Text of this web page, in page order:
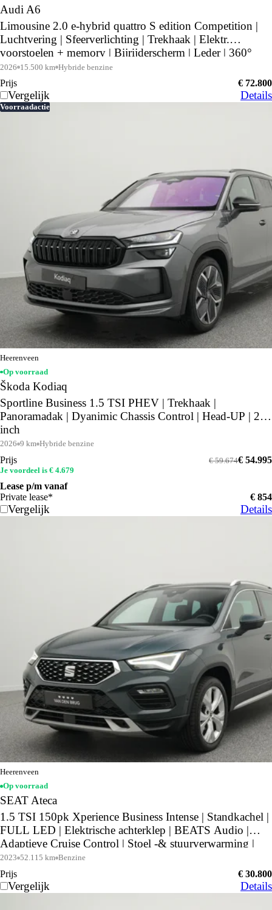
Audi A6
Limousine 2.0 e-hybrid quattro S edition Competition |
Luchtvering | Sfeerverlichting | Trekhaak | Elektr.
voorstoelen + memory | Bijrijderscherm | Leder | 360°
camera | Middernachtgroen |
2026 15.500 km Hybride benzine
Prijs € 72.800
Vergelijk Details
Voorraadactie
Heerenveen
Op voorraad
Škoda Kodiaq
Sportline Business 1.5 TSI PHEV | Trekhaak |
Panoramadak | Dyanimic Chassis Control | Head-UP | 20
inch
2026 9 km Hybride benzine
Prijs € 54.995
€ 59.674
Je voordeel is € 4.679
Lease p/m vanaf
Private lease*
€ 854
Vergelijk Details
Heerenveen
Op voorraad
SEAT Ateca
1.5 TSI 150pk Xperience Business Intense | Standkachel |
FULL LED | Elektrische achterklep | BEATS Audio |
Adaptieve Cruise Control | Stoel -& stuurverwarming |
Achteruitrijcamera |
2023 52.115 km Benzine
Prijs € 30.800
Vergelijk Details